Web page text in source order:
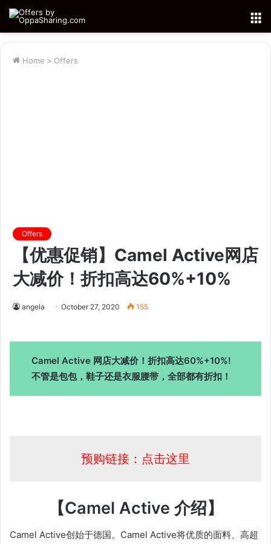
Home > Offers
Offers
【优惠促销】Camel Active网店
大减价！折扣高达60%+10%
angela October 27, 2020 155
Camel Active 网店大减价！折扣高达60%+10%!
不管是包包，鞋子还是衣服腰带，全部都有折扣！
预购链接：点击这里
【Camel Active 介绍】
Camel Active创始于德国。Camel Active将优质的面料、高超